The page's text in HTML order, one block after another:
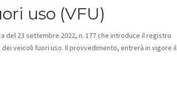
uso (VFU)
del 23 settembre 2022, n. 177 che introduce il registro
veicoli fuori uso. Il provvedimento, entrerà in vigore il